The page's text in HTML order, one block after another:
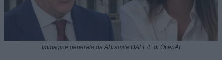
Immagine generata da AI tramite DALL·E di OpenAI